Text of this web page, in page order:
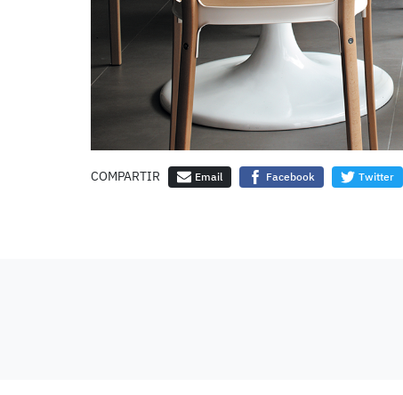
COMPARTIR Email Facebook Twitter